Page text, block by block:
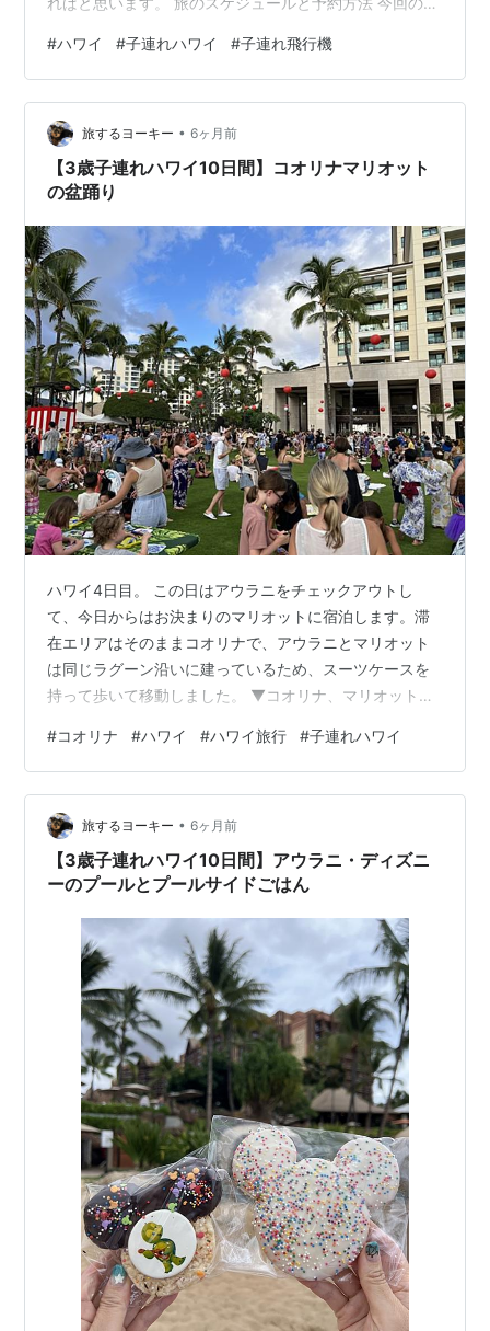
めての海外旅行。わたし自身もハワイに行くのは初めて
で、せっかくならということで、仕事の休みをとれる最
大期間で行ってまいりました。 主なスケジュール ・セン
トレア発６泊８日 ・シェラトンワイキキビーチリゾート
４泊 ・アウラニ２泊 イベントや食事の予約はしないまま
現地へ 子連れでの海外は初…
#ハワイ #子連れハワイ #子連れ飛行機
旅するヨーキー • 6ヶ月前
【3歳子連れハワイ10日間】コオリナマリオット
の盆踊り
ハワイ4日目。 この日はアウラニをチェックアウトし
て、今日からはお決まりのマリオットに宿泊します。滞
在エリアはそのままコオリナで、アウラニとマリオット
は同じラグーン沿いに建っているため、スーツケースを
持って歩いて移動しました。 ▼コオリナ、マリオットに
くて、ワイキキビーチと違って人が少なく、波もとても
穏やかで子どもと遊ぶにはぴったり。 落ち着いた雰囲気
の中で、のんびり海遊びができるのも、コオリナの好き
なところです。 砂遊び用のおもちゃはホテルでも自由に
借りることができますが、使い慣れたものを家から持参
しました。 ちょうどお盆の時期だったことも…
#コオリナ #ハワイ #ハワイ旅行 #子連れハワイ
旅するヨーキー • 6ヶ月前
【3歳子連れハワイ10日間】アウラニ・ディズニ
ーのプールとプールサイドごはん